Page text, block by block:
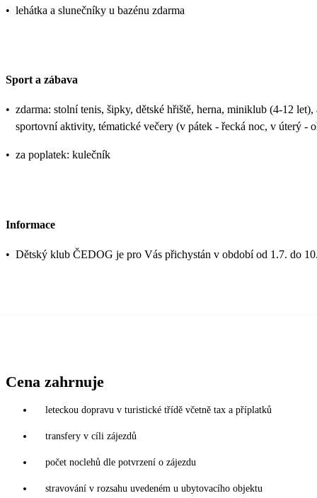
• lehátka a slunečníky u bazénu zdarma
Sport a zábava
• zdarma: stolní tenis, šipky, dětské hřiště, herna, miniklub (4-12
sportovní aktivity, tématické večery (v pátek - řecká noc, v úterý -
• za poplatek: kulečník
Informace
• Dětský klub ČEDOG je pro Vás přichystán v období od 1.7. do
Cena zahrnuje
leteckou dopravu v turistické třídě včetně tax a příplatků
transfery v cíli zájezdů
počet noclehů dle potvrzení o zájezdu
stravování v rozsahu uvedeném u ubytovacího objektu